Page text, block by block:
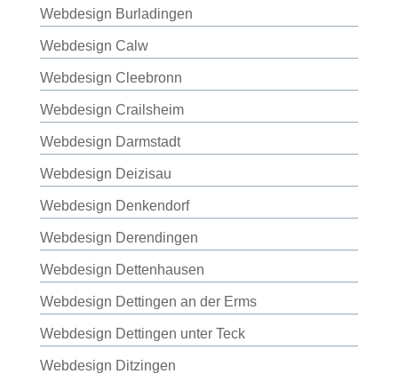
Webdesign Burladingen
Webdesign Calw
Webdesign Cleebronn
Webdesign Crailsheim
Webdesign Darmstadt
Webdesign Deizisau
Webdesign Denkendorf
Webdesign Derendingen
Webdesign Dettenhausen
Webdesign Dettingen an der Erms
Webdesign Dettingen unter Teck
Webdesign Ditzingen